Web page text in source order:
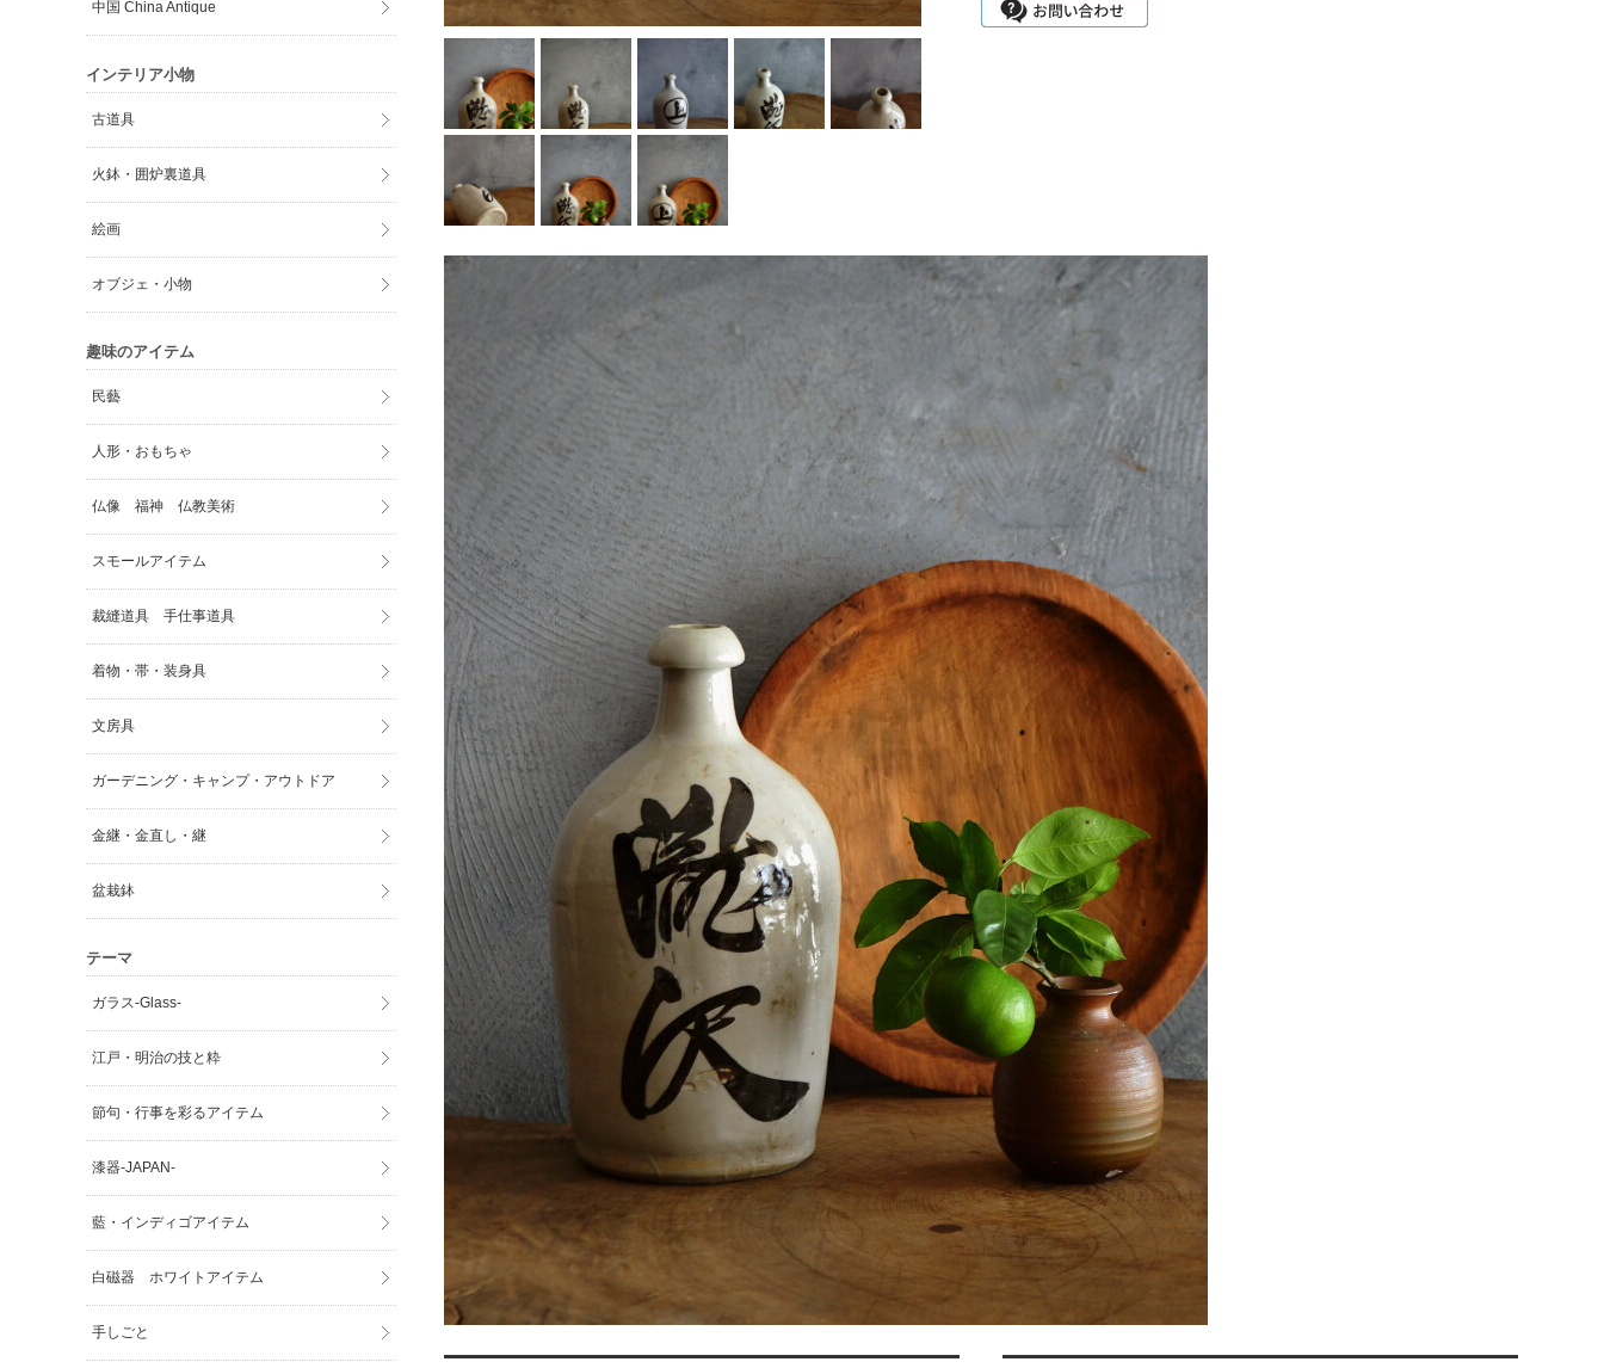
中国 China Antique
インテリア小物
古道具
火鉢・囲炉裏道具
絵画
オブジェ・小物
趣味のアイテム
民藝
人形・おもちゃ
仏像 福神 仏教美術
スモールアイテム
裁縫道具 手仕事道具
着物・帯・装身具
文房具
ガーデニング・キャンプ・アウトドア
金継・金直し・継
盆栽鉢
テーマ
ガラス-Glass-
江戸・明治の技と粋
節句・行事を彩るアイテム
漆器-JAPAN-
藍・インディゴアイテム
白磁器 ホワイトアイテム
手しごと